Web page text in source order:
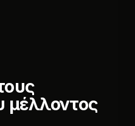
μέλλοντος